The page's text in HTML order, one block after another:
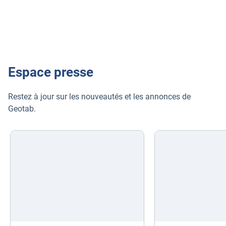
Espace presse
Restez à jour sur les nouveautés et les annonces de
Geotab.